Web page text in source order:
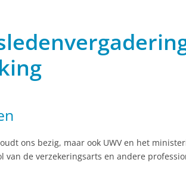
ons bezig, maar ook UWV en het
van de verzekeringsarts en andere